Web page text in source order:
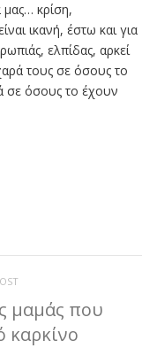
κρίση,
ικανή, έστω και για
ελπίδας, αρκεί
τους σε όσους το
σε όσους το έχουν
μαμάς που
καρκίνο